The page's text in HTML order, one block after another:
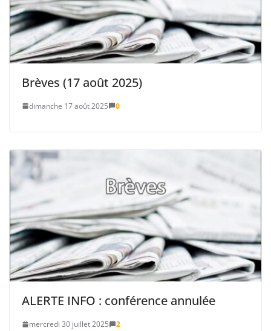
Brèves (17 août 2025)
dimanche 17 août 2025 0
ALERTE INFO : conférence annulée
mercredi 30 juillet 2025 2